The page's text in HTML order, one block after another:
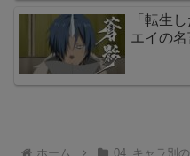
「転生
エイの
ホーム 04_キャラ別